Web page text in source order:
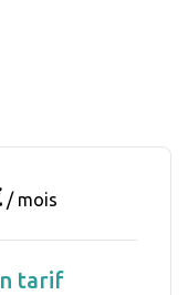
/ mois
tarif